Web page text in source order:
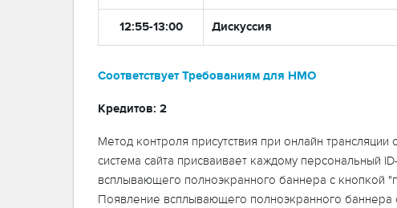
12:55-13:00 Дискуссия
Соответствует Требованиям для НМО
Кредитов: 2
Метод контроля присутствия при онлайн трансляции
система сайта присваивает каждому персональный
всплывающего полноэкранного баннера с кнопкой
Появление всплывающего полноэкранного баннера